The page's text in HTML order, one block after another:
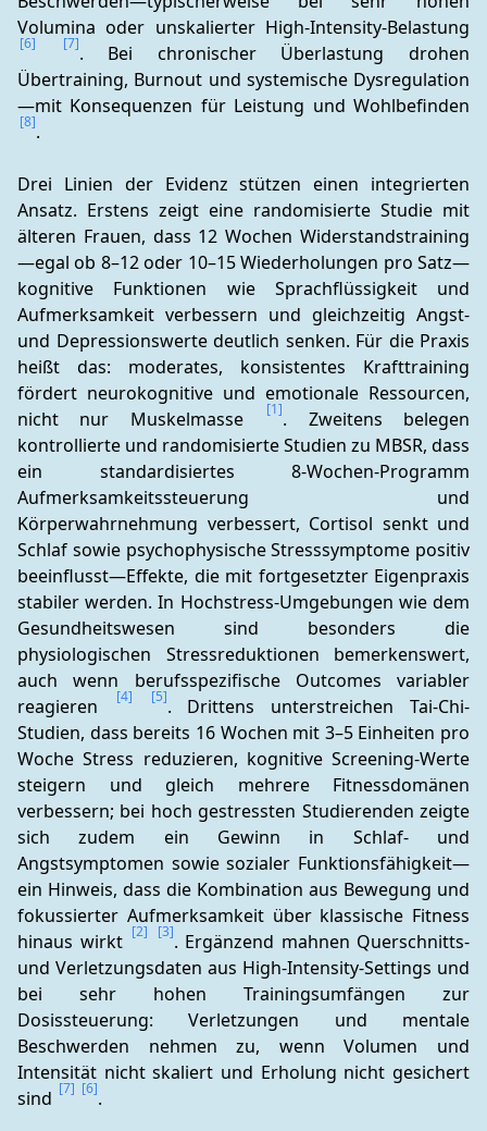
[6] [7]. Bei chronischer Überlastung drohen
Übertraining, Burnout und systemische Dysregulation
[8].
Drei Linien der Evidenz stützen einen integrierten
Ansatz. Erstens zeigt eine randomisierte Studie mit
älteren Frauen, dass 12 Wochen Widerstandstraining
—egal ob 8–12 oder 10–15 Wiederholungen pro Satz—
kognitive Funktionen wie Sprachflüssigkeit und
Aufmerksamkeit verbessern und gleichzeitig Angst-
und Depressionswerte deutlich senken. Für die Praxis
heißt das: moderates, konsistentes Krafttraining
fördert neurokognitive und emotionale Ressourcen,
nicht nur Muskelmasse
[1]. Zweitens belegen
kontrollierte und randomisierte Studien zu MBSR, dass
ein standardisiertes 8‑Wochen-Programm
Aufmerksamkeitssteuerung und
Körperwahrnehmung verbessert, Cortisol senkt und
Schlaf sowie psychophysische Stresssymptome positiv
beeinflusst—Effekte, die mit fortgesetzter Eigenpraxis
stabiler werden. In Hochstress-Umgebungen wie dem
Gesundheitswesen sind besonders die
physiologischen Stressreduktionen bemerkenswert,
auch wenn berufsspezifische Outcomes variabler
reagieren
[4] [5]. Drittens unterstreichen Tai-Chi-
Studien, dass bereits 16 Wochen mit 3–5 Einheiten pro
Woche Stress reduzieren, kognitive Screening-Werte
steigern und gleich mehrere Fitnessdomänen
verbessern; bei hoch gestressten Studierenden zeigte
sich zudem ein Gewinn in Schlaf- und
Angstsymptomen sowie sozialer Funktionsfähigkeit—
ein Hinweis, dass die Kombination aus Bewegung und
fokussierter Aufmerksamkeit über klassische Fitness
hinaus wirkt [2] [3]. Ergänzend mahnen Querschnitts-
und Verletzungsdaten aus High-Intensity-Settings und
bei sehr hohen Trainingsumfängen zur
Dosissteuerung: Verletzungen und mentale
Beschwerden nehmen zu, wenn Volumen und
Intensität nicht skaliert und Erholung nicht gesichert
sind [7] [6].